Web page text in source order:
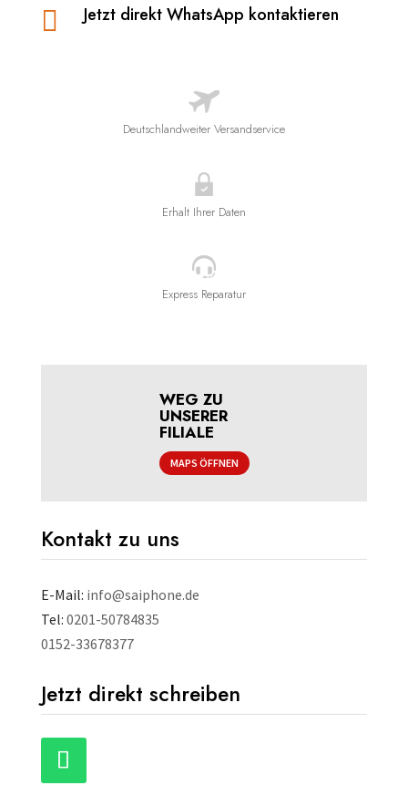
 Jetzt direkt WhatsApp kontaktieren
Deutschlandweiter Versandservice
Erhalt Ihrer Daten
Express Reparatur
WEG ZU
UNSERER
FILIALE
MAPS ÖFFNEN
Kontakt zu uns
E-Mail: info@saiphone.de
Tel: 0201-50784835
0152-33678377
Jetzt direkt schreiben